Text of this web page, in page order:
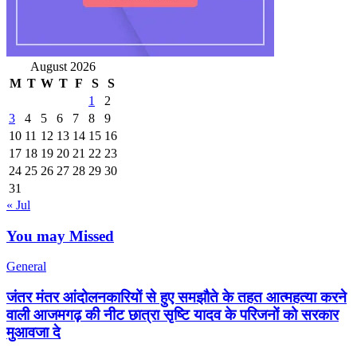
August 2026
M T W T F S
S
1
2
3
4 5 6 7 8
9
10 11 12 13 14 15 16
17 18 19 20 21 22 23
24 25 26 27 28 29 30
31
« Jul
You may Missed
General
जंतर मंतर आंदोलनकारियों से हुए समझौते के तहत आत्महत्या करने
वाली आजमगढ़ की नीट छात्रा सृष्टि यादव के परिजनों को सरकार
मुआवजा दे